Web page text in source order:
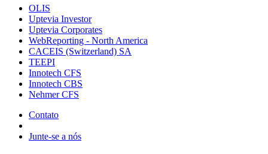
OLIS
Uptevia Investor
Uptevia Corporates
WebReporting - North America
CACEIS (Switzerland) SA
TEEPI
Innotech CFS
Innotech CBS
Nehmer CFS
Contato
Junte-se a nós